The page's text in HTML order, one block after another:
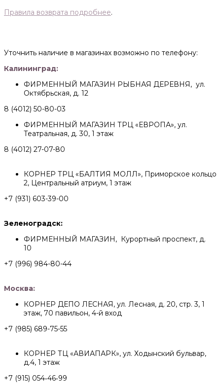
Правила возврата подробнее.
Уточнить наличие в магазинах возможно по телефону:
Калининград:
ФИРМЕННЫЙ МАГАЗИН РЫБНАЯ ДЕРЕВНЯ, ул.
Октябрьская, д. 12
8 (4012) 50-80-03
ФИРМЕННЫЙ МАГАЗИН ТРЦ «ЕВРОПА», ул.
Театральная, д. 30, 1 этаж
8 (4012) 27-07-80
КОРНЕР ТРЦ «БАЛТИЯ МОЛЛ», Приморское кольцо
2, Центральный атриум, 1 этаж
+7 (931) 603-39-00
Зеленоградск:
ФИРМЕННЫЙ МАГАЗИН, Курортный проспект, д.
10
+7 (996) 984-80-44
Москва:
КОРНЕР ДЕПО ЛЕСНАЯ, ул. Лесная, д. 20, стр. 3, 1
этаж, 70 павильон, 4-й вход
+7 (985) 689-75-55
КОРНЕР ТЦ «АВИАПАРК», ул. Ходынский бульвар,
д.4, 1 этаж
+7 (915) 054‑46‑99